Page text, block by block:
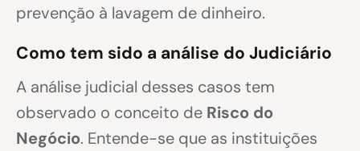
prevenção à lavagem de dinheiro.
Como tem sido a análise do Judiciário
A análise judicial desses casos tem
observado o conceito de Risco do
Negócio. Entende-se que as instituições